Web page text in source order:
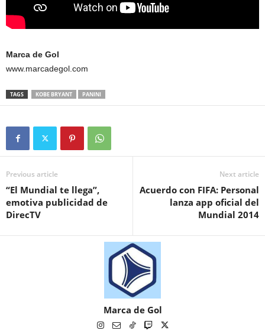
Marca de Gol
www.marcadegol.com
TAGS KOBE BRYANT PANINI
Previous article
“El Mundial te llega”,
emotiva publicidad de
DirecTV
Next article
Acuerdo con FIFA: Personal
lanza app oficial del
Mundial 2014
Marca de Gol